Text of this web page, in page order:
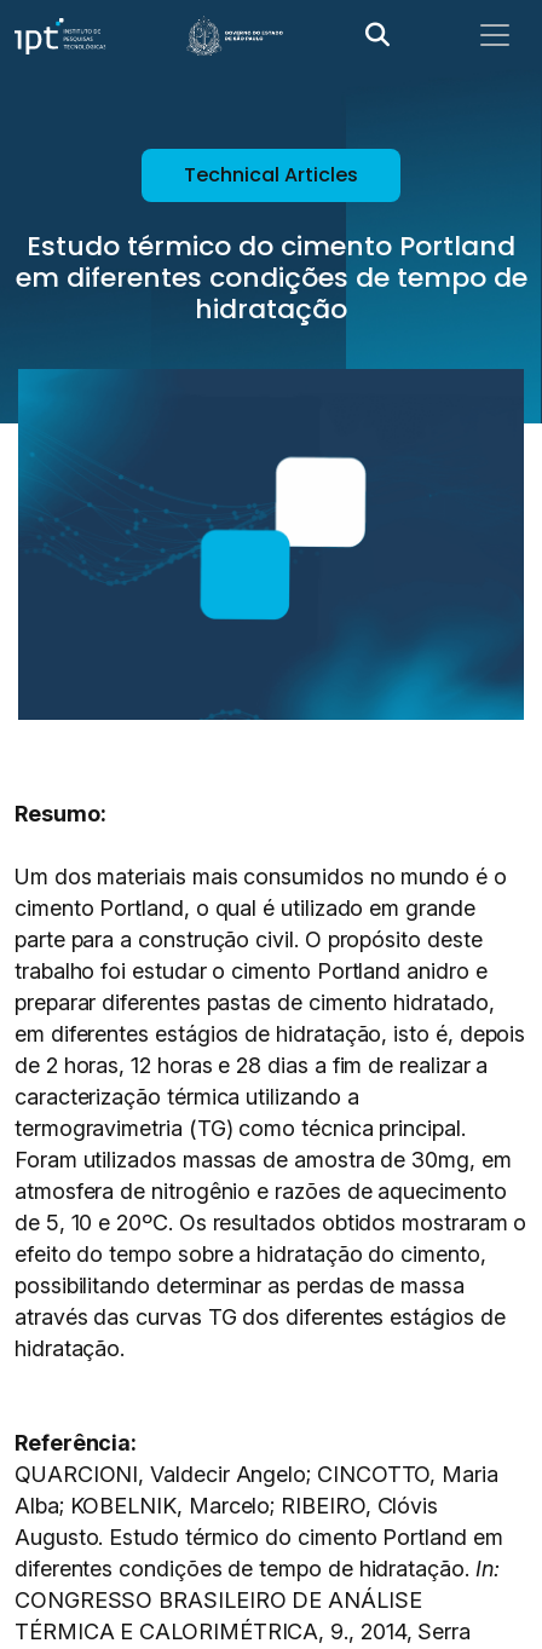
Technical Articles
Estudo térmico do cimento Portland
em diferentes condições de tempo de
hidratação
Resumo:
Um dos materiais mais consumidos no mundo é o
cimento Portland, o qual é utilizado em grande
parte para a construção civil. O propósito deste
trabalho foi estudar o cimento Portland anidro e
preparar diferentes pastas de cimento hidratado,
em diferentes estágios de hidratação, isto é, depois
de 2 horas, 12 horas e 28 dias a fim de realizar a
caracterização térmica utilizando a
termogravimetria (TG) como técnica principal.
Foram utilizados massas de amostra de 30mg, em
atmosfera de nitrogênio e razões de aquecimento
de 5, 10 e 20ºC. Os resultados obtidos mostraram o
efeito do tempo sobre a hidratação do cimento,
possibilitando determinar as perdas de massa
através das curvas TG dos diferentes estágios de
hidratação.
Referência:
QUARCIONI, Valdecir Angelo; CINCOTTO, Maria
Alba; KOBELNIK, Marcelo; RIBEIRO, Clóvis
Augusto. Estudo térmico do cimento Portland em
diferentes condições de tempo de hidratação. In:
CONGRESSO BRASILEIRO DE ANÁLISE
TÉRMICA E CALORIMÉTRICA, 9., 2014, Serra